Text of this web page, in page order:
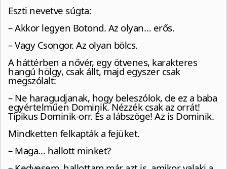
Eszti nevetve súgta:
– Akkor legyen Botond. Az olyan… erős.
– Vagy Csongor. Az olyan bölcs.
A háttérben a nővér, egy ötvenes, karakteres
hangú hölgy, csak állt, majd egyszer csak
megszólalt:
– Ne haragudjanak, hogy beleszólok, de ez a baba
egyértelműen Dominik. Nézzék csak az orrát!
Tipikus Dominik-orr. És a lábszöge! Az is Dominik.
Mindketten felkapták a fejüket.
– Maga… hallott minket?